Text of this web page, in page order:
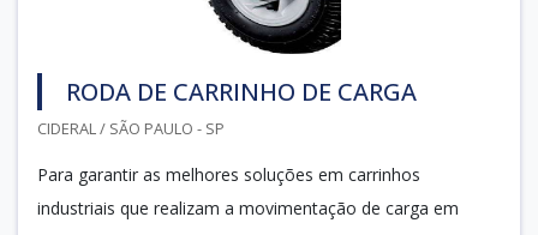
RODA DE CARRINHO DE CARGA
CIDERAL / SÃO PAULO - SP
Para garantir as melhores soluções em carrinhos
industriais que realizam a movimentação de carga em